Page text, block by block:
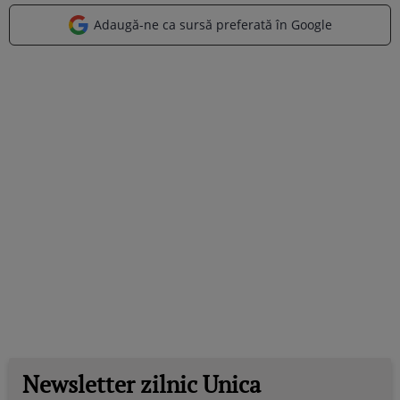
Adaugă-ne ca sursă preferată în Google
Newsletter zilnic Unica